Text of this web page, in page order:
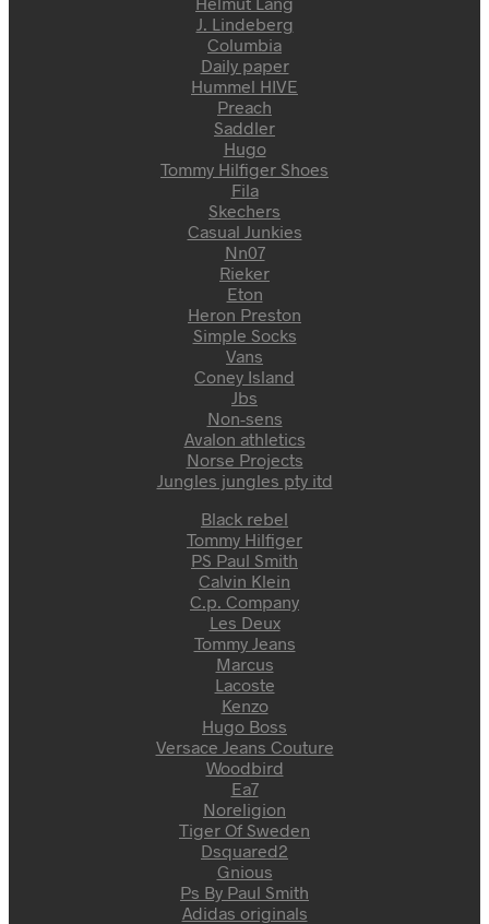
J. Lindeberg
Columbia
Daily paper
Hummel HIVE
Preach
Saddler
Hugo
Tommy Hilfiger Shoes
Fila
Skechers
Casual Junkies
Nn07
Rieker
Eton
Heron Preston
Simple Socks
Vans
Coney Island
Jbs
Non-sens
Avalon athletics
Norse Projects
Jungles jungles pty itd
Black rebel
Tommy Hilfiger
PS Paul Smith
Calvin Klein
C.p. Company
Les Deux
Tommy Jeans
Marcus
Lacoste
Kenzo
Hugo Boss
Versace Jeans Couture
Woodbird
Ea7
Noreligion
Tiger Of Sweden
Dsquared2
Gnious
Ps By Paul Smith
Adidas originals